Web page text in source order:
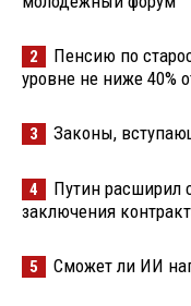
2
Пенсию по
уровне не ниже 40%
3 Законы,
4
Путин расширил
заключения
5 Сможет ли ИИ